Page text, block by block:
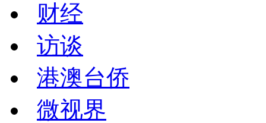
财经
访谈
港澳台侨
微视界